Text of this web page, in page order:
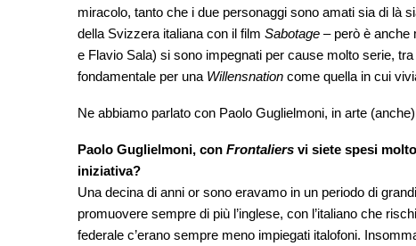
miracolo, tanto che i due personaggi sono amati sia di là
della Svizzera italiana con il film Sabotage – però è anche
e Flavio Sala) si sono impegnati per cause molto serie,
fondamentale per una Willensnation come quella in cui
Ne abbiamo parlato con Paolo Guglielmoni, in arte
Paolo Guglielmoni, con Frontaliers vi siete spesi
iniziativa?
Una decina di anni or sono eravamo in un periodo di
promuovere sempre di più l’inglese, con l’italiano che
federale c’erano sempre meno impiegati italofoni.